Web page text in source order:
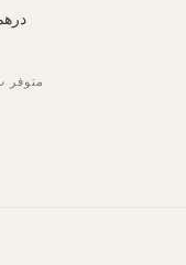
1,080.00
متوفر ب 5